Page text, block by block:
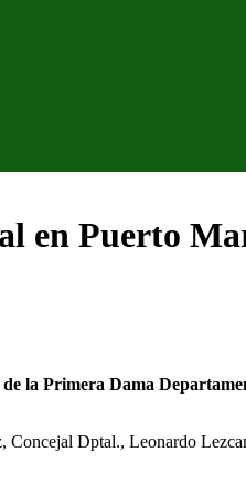
en Puerto
la Primera Dama
Dptal., Leonardo